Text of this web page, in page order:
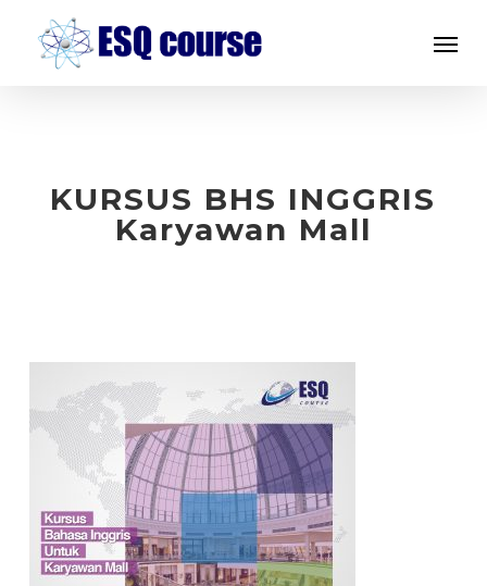
KURSUS BHS INGGRIS
Karyawan Mall